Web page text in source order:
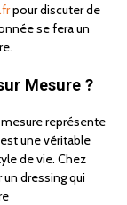
pour discuter de
se fera un
Mesure ?
représente
une véritable
de vie. Chez
dressing qui